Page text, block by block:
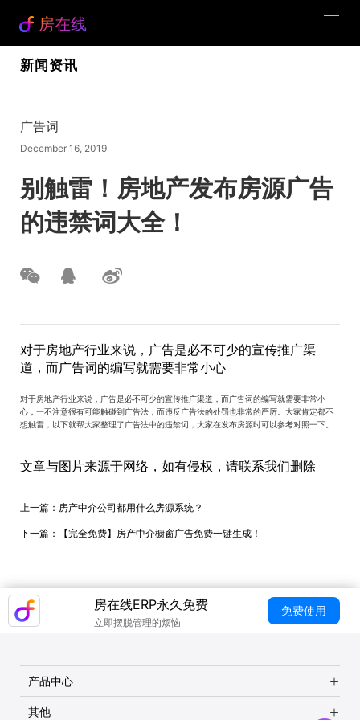
房在线
新闻资讯
广告词
December 16, 2019
别触雷！房地产发布房源广告
的违禁词大全！
对于房地产行业来说，广告是必不可少的宣传推广渠
道，而广告词的编写就需要非常小心
对于房地产行业来说，广告是必不可少的宣传推广渠道，而广告词的编写就需要非常小
心，一不注意很有可能触碰到广告法，而违反广告法的处罚也非常的严厉。大家肯定都不
想触雷，以下就帮大家整理了广告法中的违禁词，大家在发布房源时可以参考对照一下。
文章与图片来源于网络，如有侵权，请联系我们删除
上一篇： 房产中介公司都用什么房源系统？
下一篇： 【完全免费】房产中介橱窗广告免费一键生成！
房在线ERP永久免费
立即摆脱管理的烦恼
免费使用
产品中心
其他